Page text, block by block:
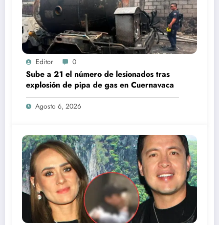
Editor 0
Sube a 21 el número de lesionados tras
explosión de pipa de gas en Cuernavaca
Agosto 6, 2026